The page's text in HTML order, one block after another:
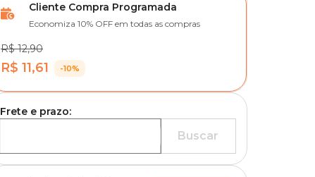
Cliente Compra Programada
Economiza 10% OFF em todas as compras
R$ 12,90
R$ 11,61 -10%
Frete e prazo:
Buscar